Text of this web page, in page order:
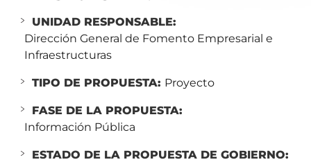
UNIDAD RESPONSABLE:
Dirección General de Fomento Empresarial e
Infraestructuras
TIPO DE PROPUESTA: Proyecto
FASE DE LA PROPUESTA:
Información Pública
ESTADO DE LA PROPUESTA DE GOBIERNO: